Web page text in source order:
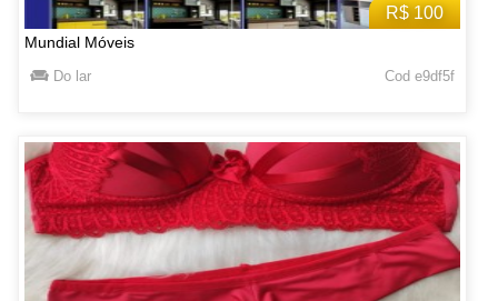
R$ 100
Mundial Móveis
Do lar Cod e9df5f